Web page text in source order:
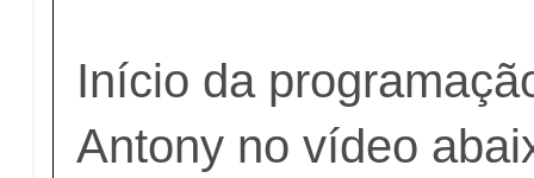
Início da
Antony no vídeo